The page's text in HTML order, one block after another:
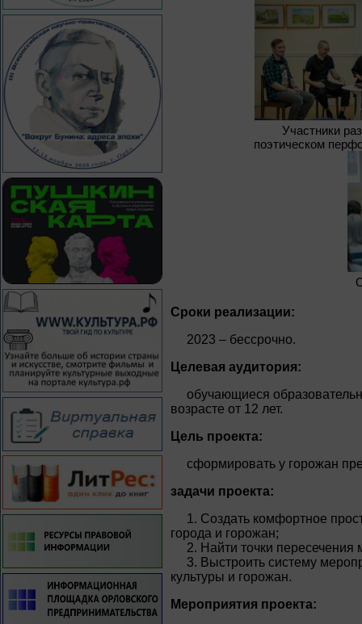
Участники
поэтическом
Сроки реализации:
2023 – бессрочно.
Целевая аудитория:
обучающиеся
возрасте от 12 лет.
Цель проекта:
сформировать у горожан
задачи проекта:
1. Создать комфортное
города и горожан;
2. Найти точки пересечения
3. Выстроить систему
культуры и горожан.
Мероприятия проекта: